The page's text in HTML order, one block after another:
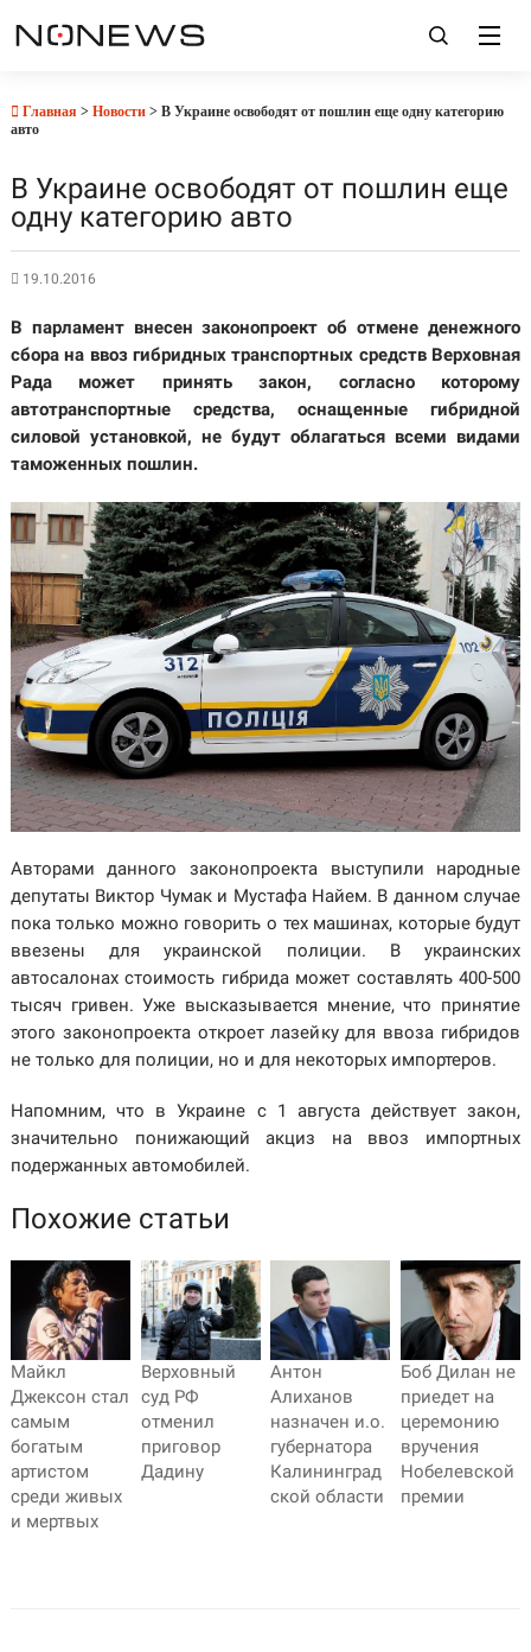
Главная > Новости> В Украине освободят от пошлин еще одну категорию
авто
В Украине освободят от пошлин еще
одну категорию авто
19.10.2016
В парламент внесен законопроект об отмене денежного
сбора на ввоз гибридных транспортных средств Верховная
Рада может принять закон, согласно которому
автотранспортные средства, оснащенные гибридной
силовой установкой, не будут облагаться всеми видами
таможенных пошлин.
Авторами данного законопроекта выступили народные
депутаты Виктор Чумак и Мустафа Найем. В данном случае
пока только можно говорить о тех машинах, которые будут
ввезены для украинской полиции. В украинских
автосалонах стоимость гибрида может составлять 400-500
тысяч гривен. Уже высказывается мнение, что принятие
этого законопроекта откроет лазейку для ввоза гибридов
не только для полиции, но и для некоторых импортеров.
Напомним, что в Украине c 1 августа действует закон,
значительно понижающий акциз на ввоз импортных
подержанных автомобилей.
Похожие статьи
Майкл
Джексон стал
самым
богатым
артистом
среди живых
и мертвых
Верховный
суд РФ
отменил
приговор
Дадину
Антон
Алиханов
назначен и.о.
губернатора
Калининград
ской области
Боб Дилан не
приедет на
церемонию
вручения
Нобелевской
премии